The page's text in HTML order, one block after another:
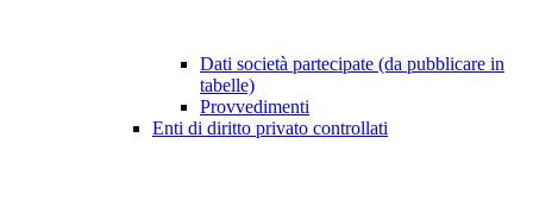
Dati società partecipate (da pubblicare in
tabelle)
Provvedimenti
Enti di diritto privato controllati